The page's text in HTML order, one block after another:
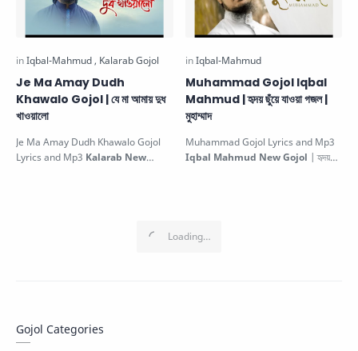
Je Ma Amay Dudh
Khawalo Gojol | যে মা আমায় দুধ
খাওয়ালো
Je Ma Amay Dudh Khawalo Gojol
Lyrics and Mp3 Kalarab New
Muhammad Gojol Iqbal
Mahmud | হৃদয় ছুঁয়ে যাওয়া গজল |
মুহাম্মাদ
Muhammad Gojol Lyrics and Mp3
Iqbal Mahmud New Gojol
Gojol Categories